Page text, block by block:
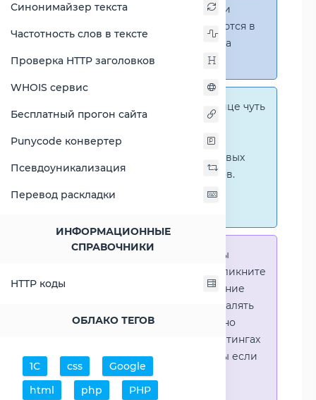
Синонимайзер текста
Частотность слов в тексте
Проверка HTTP заголовков
WHOIS сервис
Бесплатный прогон сайта
Punycode конвертер
Псевдоуникализация
Перевод раскладки
ИНФОРМАЦИОННЫЕ
СПРАВОЧНИКИ
HTTP коды
ОБЛАКО ТЕГОВ
1С css
Google
html
php
PHP
в таблице)
. В случае если
процессоры не помещаются в
таблицу, появится полоса
прокрутки.
На этой странице чуть
графические сравнения
количественных и числовых
параметров процессоров.
Перейти к наглядным
Справка:Для того что-бы
выделить процессор - кликните
на его название. Выделение
позволяет выборочно удалять
процессоры или наглядно
видеть результаты в рейтингах
(Во избежении путаницы если
в таблице несколько
процессоров)